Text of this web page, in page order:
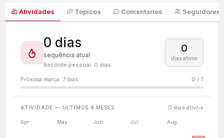
Atividades Topicos Comentarios Seguidores
0 dias
sequência atual
Recorde pessoal: 0 dias
0
dias ativos
Próxima marca: 7 dias 0 / 7
ATIVIDADE — ÚLTIMOS 4 MESES 0 dias ativos
Apr May Jun Jul Aug